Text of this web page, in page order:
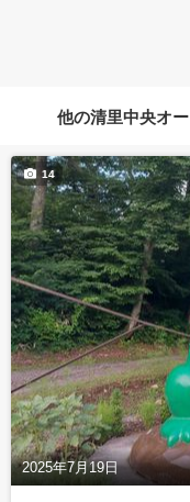
他の清里中央オ
2025年7月19日
14